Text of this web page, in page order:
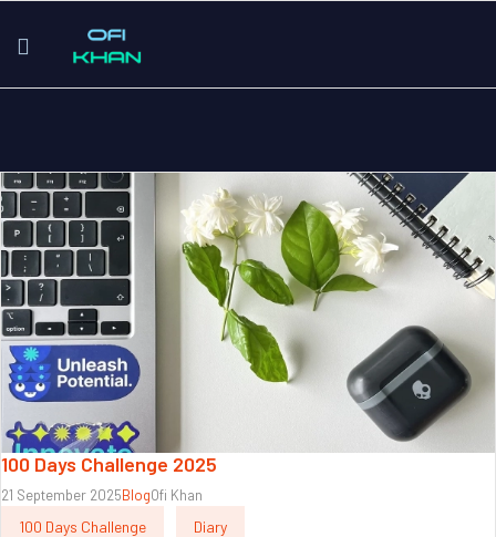
100 Days Challenge 2025
21 September 2025BlogOfi Khan
100 Days Challenge Diary